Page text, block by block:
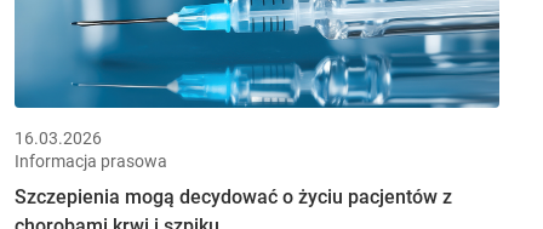
16.03.2026
Informacja prasowa
Szczepienia mogą decydować o życiu pacjentów z